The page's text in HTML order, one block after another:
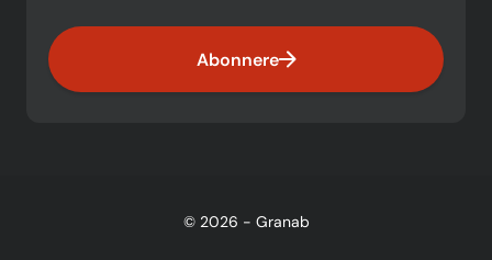
Abonnere
© 2026 - Granab